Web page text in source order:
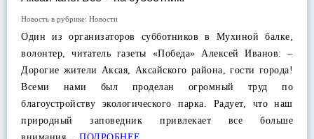
Новость в рубрике: Новости
Один из организаторов субботников в Мухиной балке,
волонтер, читатель газеты «Победа» Алексей Иванов: –
Дорогие жители Аксая, Аксайского района, гости города!
Всеми нами был проделан огромный труд по
благоустройству экологического парка. Радует, что наш
природный заповедник привлекает все больше